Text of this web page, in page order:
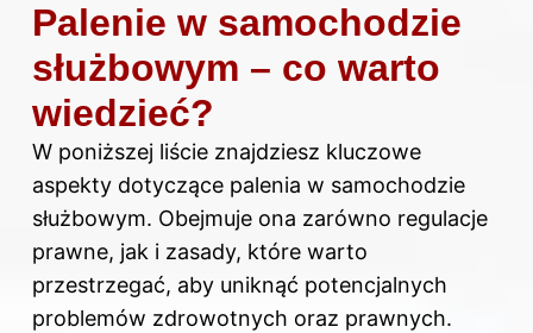
Palenie w samochodzie
służbowym – co warto
wiedzieć?
W poniższej liście znajdziesz kluczowe
aspekty dotyczące palenia w samochodzie
służbowym. Obejmuje ona zarówno regulacje
prawne, jak i zasady, które warto
przestrzegać, aby uniknąć potencjalnych
problemów zdrowotnych oraz prawnych.